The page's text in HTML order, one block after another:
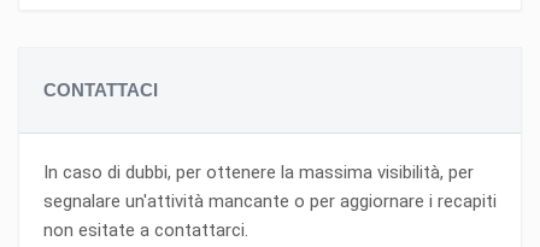
CONTATTACI
In caso di dubbi, per ottenere la massima visibilità, per
segnalare un'attività mancante o per aggiornare i recapiti
non esitate a contattarci.